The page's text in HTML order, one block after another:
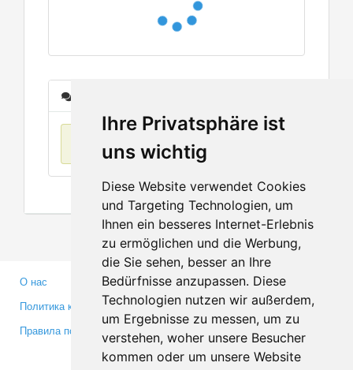
Ihre Privatsphäre ist
uns wichtig
Diese Website verwendet Cookies
und Targeting Technologien, um
Ihnen ein besseres Internet-Erlebnis
zu ermöglichen und die Werbung,
die Sie sehen, besser an Ihre
Bedürfnisse anzupassen. Diese
Technologien nutzen wir außerdem,
um Ergebnisse zu messen, um zu
verstehen, woher unsere Besucher
kommen oder um unsere Website
О нас
Политика конфиденциальности
Правила пользования
Партнерам
Инвесторам
Медиа